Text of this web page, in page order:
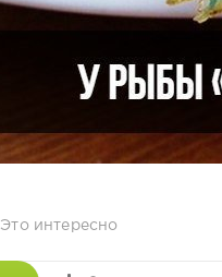
Это интересно